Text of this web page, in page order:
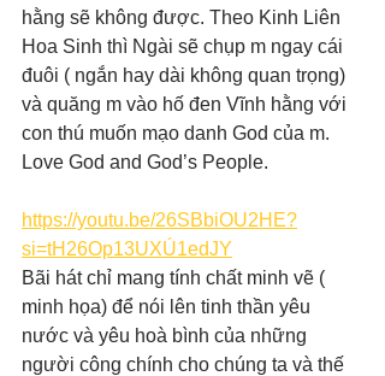
hằng sẽ không được. Theo Kinh Liên
Hoa Sinh thì Ngài sẽ chụp m ngay cái
đuôi ( ngắn hay dài không quan trọng)
và quăng m vào hố đen Vĩnh hằng với
con thú muốn mạo danh God của m.
Love God and God’s People.
https://youtu.be/26SBbiOU2HE?
si=tH26Op13UXÚ1edJY
Bãi hát chỉ mang tính chất minh vẽ (
minh họa) để nói lên tinh thần yêu
nước và yêu hoà bình của những
người công chính cho chúng ta và thế